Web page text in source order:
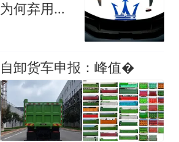
何弃用？
Folgore
卸货车申报：峰值�